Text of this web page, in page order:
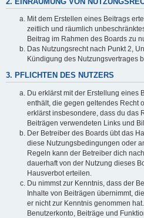
Mit dem Erstellen eines Beitrags
zeitlich und räumlich
Beitrag im Rahmen des Boards zu
Das Nutzungsrecht nach Punkt 2,
Kündigung des Nutzungsvertrages
3. PFLICHTEN DES NUTZERS
Du erklärst mit der Erstellung eines
enthält, die gegen geltendes Recht
erklärst insbesondere, dass du das
Beiträgen verwendeten Links und
Der Betreiber des Boards übt das
diese Nutzungsbedingungen oder
Regeln kann der Betreiber dich
dauerhaft von der Nutzung dieses
Hausverbot erteilen.
Du nimmst zur Kenntnis, dass der
Inhalte von Beiträgen übernimmt,
er nicht zur Kenntnis genommen
Benutzerkonto, Beiträge und